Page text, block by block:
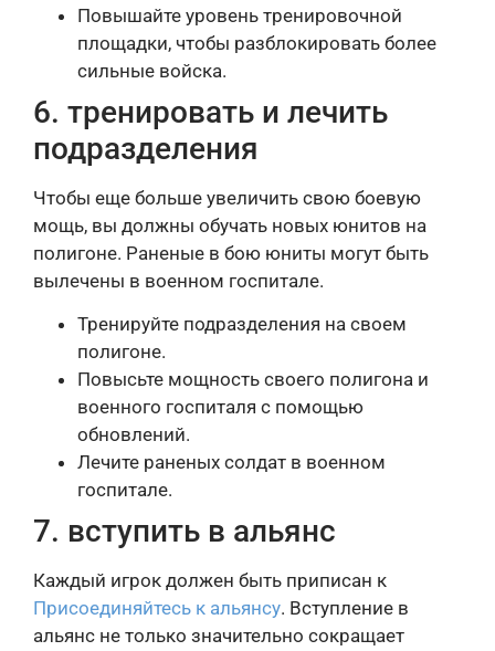
Повышайте уровень тренировочной
площадки, чтобы разблокировать более
сильные войска.
6. тренировать и лечить
подразделения
Чтобы еще больше увеличить свою боевую
мощь, вы должны обучать новых юнитов на
полигоне. Раненые в бою юниты могут быть
вылечены в военном госпитале.
Тренируйте подразделения на своем
полигоне.
Повысьте мощность своего полигона и
военного госпиталя с помощью
обновлений.
Лечите раненых солдат в военном
госпитале.
7. вступить в альянс
Каждый игрок должен быть приписан к
Присоединяйтесь к альянсу. Вступление в
альянс не только значительно сокращает